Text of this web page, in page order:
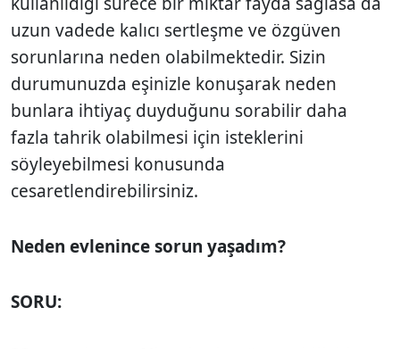
uzun vadede kalıcı sertleşme ve özgüven
sorunlarına neden olabilmektedir. Sizin
durumunuzda eşinizle konuşarak neden
bunlara ihtiyaç duyduğunu sorabilir daha
fazla tahrik olabilmesi için isteklerini
söyleyebilmesi konusunda
cesaretlendirebilirsiniz.
Neden evlenince sorun yaşadım?
SORU: